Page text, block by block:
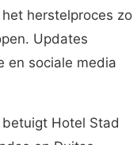
herstelproces zo
Updates
en sociale media
Hotel Stad